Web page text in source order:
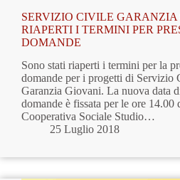
SERVIZIO CIVILE GARANZIA
RIAPERTI I TERMINI PER
DOMANDE
Sono stati riaperti i termini per la
domande per i progetti di Servizio
Garanzia Giovani. La nuova data
domande è fissata per le ore
Cooperativa Sociale Studio…
25 Luglio 2018